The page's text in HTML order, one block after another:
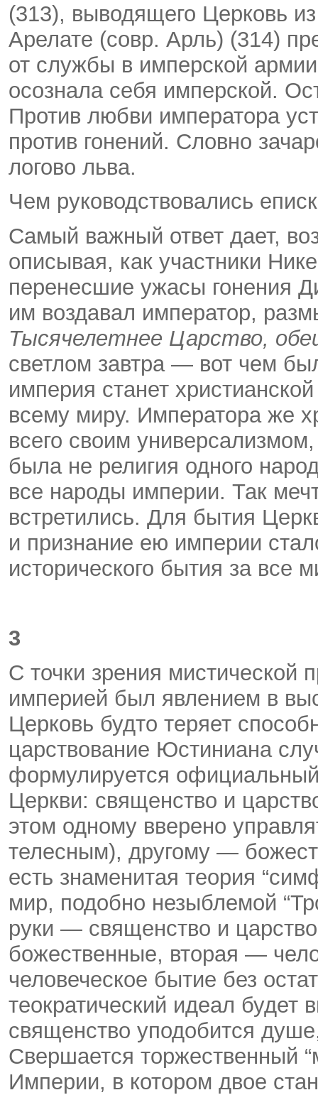
(313), выводящего Церковь
Арелате (совр. Арль) (314)
от службы в имперской
осознала себя имперской.
Против любви императора
против гонений. Словно
логово льва.
Чем руководствовались
Самый важный ответ дает,
описывая, как участники
перенесшие ужасы гонения
им воздавал император,
Тысячелетнее Царство,
светлом завтра — вот чем
империя станет
всему миру. Императора же
всего своим
была не религия одного
все народы империи. Так
встретились. Для бытия
и признание ею империи
исторического бытия за все
3
С точки зрения
империей был явлением в
Церковь будто теряет
царствование Юстиниана
формулируется
Церкви: священство и
этом одному вверено
телесным), другому —
есть знаменитая теория
мир, подобно незыблемой
руки — священство и
божественные, вторая —
человеческое бытие без
теократический идеал
священство уподобится
Свершается торжественный
Империи, в котором двое